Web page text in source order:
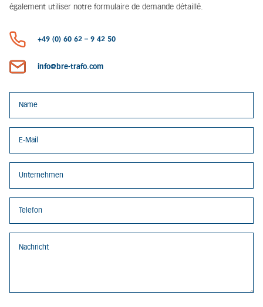
également utiliser notre formulaire de demande détaillé.
+49 (0) 60 62 – 9 42 50
info@bre-trafo.com